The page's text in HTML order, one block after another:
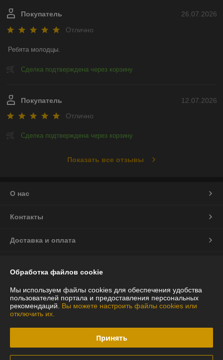
26.07.2026
Покупатель
Отлично
Ребята молодцы.
Сделка подтверждена через корзину
12.07.2026
Покупатель
Отлично
Сделка подтверждена через корзину
Показать все отзывы
О нас
Контакты
Доставка и оплата
Полная версия сайта
Политика обработки cookies
Обработка файлов cookie
Мы используем файлы cookies для обеспечения удобства
пользователей портала и предоставления персональных
рекомендаций. Вы можете настроить файлы cookies или
отключить их.
Принять